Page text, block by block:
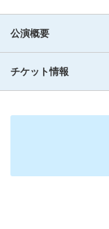
公演概要
チケット情報